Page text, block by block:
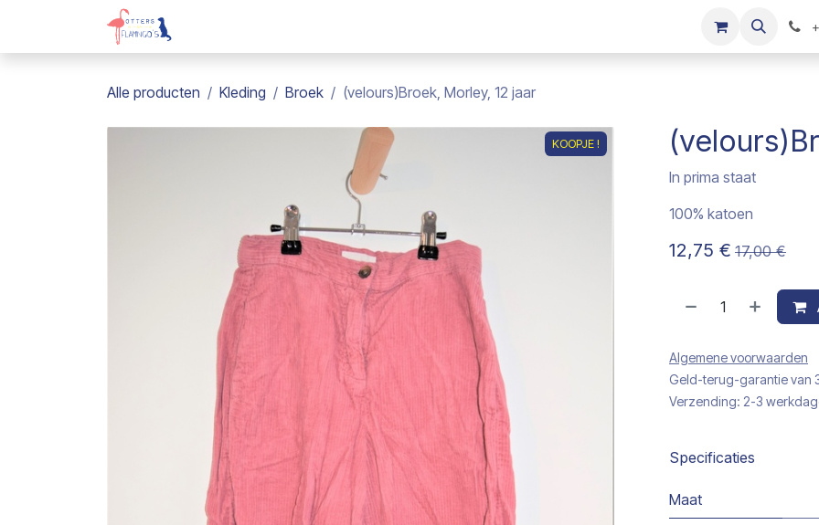
Overslaan naar inhoud
Alle producten Kleding Broek (velours)Broek, Morley, 12 jaar
KOOPJE !
In prima staat
100% katoen
12,75 € 17,00€
Algemene voorwaarden
Geld-terug-garantie van
Verzending: 2-3
Specificaties
Maat